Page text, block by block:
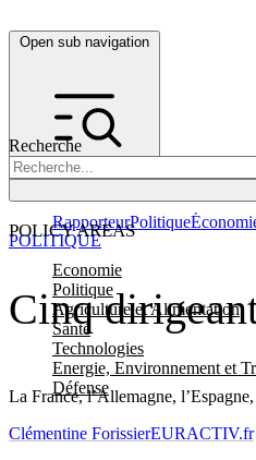
Open sub navigation
Recherche
POLICY AREAS
Economie
Politique
Agriculture et Alimentation
Santé
Technologies
Energie, Environnement et
Défense
RapporteurPolitique
Cinq
La France, l’Allemagne,
POLITIQUE
Clémentine ForissierEURACTIV.fr